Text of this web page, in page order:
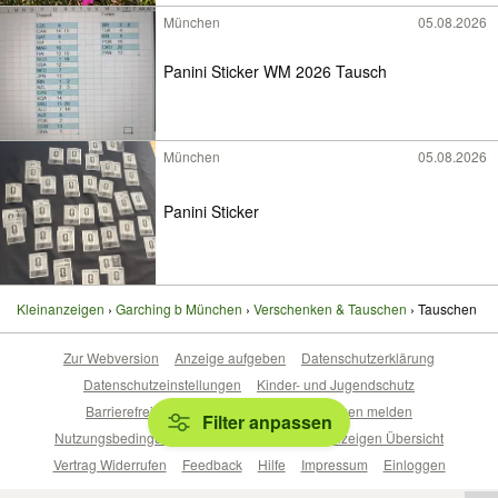
München 05.08.2026
Panini Sticker WM 2026 Tausch
München 05.08.2026
Panini Sticker
Kleinanzeigen Garching b München Verschenken & Tauschen Tauschen
Filter anpassen
Zur Webversion Anzeige aufgeben
Datenschutzerklärung
Datenschutzeinstellungen
Kinder- und Jugendschutz
Barrierefreiheitserklärung
Sicherheitslücken melden
Nutzungsbedingungen
Beliebte Suchen
Anzeigen Übersicht
Vertrag Widerrufen
Feedback Hilfe Impressum Einloggen